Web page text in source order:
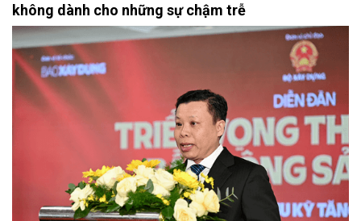
không dành cho những sự chậm trễ